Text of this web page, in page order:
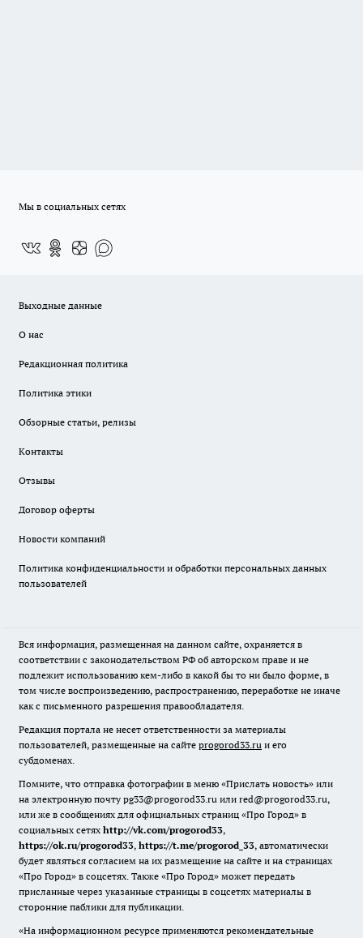
Мы в социальных сетях
Выходные данные
О нас
Редакционная политика
Политика этики
Обзорные статьи, релизы
Контакты
Отзывы
Договор оферты
Новости компаний
Политика конфиденциальности и обработки персональных данных
пользователей
Вся информация, размещенная на данном сайте, охраняется в
соответствии с законодательством РФ об авторском праве и не
подлежит использованию кем-либо в какой бы то ни было форме, в
том числе воспроизведению, распространению, переработке не иначе
как с письменного разрешения правообладателя.
Редакция портала не несет ответственности за материалы
пользователей, размещенные на сайте progorod33.ru и его
субдоменах.
Помните, что отправка фотографии в меню «Прислать новость» или
на электронную почту pg33@progorod33.ru или red@progorod33.ru,
или же в сообщениях для официальных страниц «Про Город» в
социальных сетях http://vk.com/progorod33,
https://ok.ru/progorod33, https://t.me/progorod_33, автоматически
будет являться согласием на их размещение на сайте и на страницах
«Про Город» в соцсетях. Также «Про Город» может передать
присланные через указанные страницы в соцсетях материалы в
сторонние паблики для публикации.
«На информационном ресурсе применяются рекомендательные